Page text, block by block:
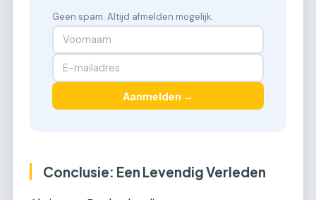
Geen spam. Altijd afmelden mogelijk.
Aanmelden →
Conclusie: Een Levendig Verleden